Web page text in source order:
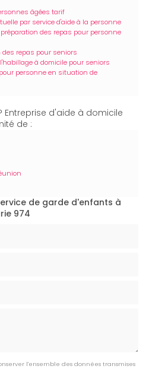
âgées tarif
par service d'aide à la personne
des repas pour personne
repas pour seniors
à domicile pour seniors
personne en situation de
Entreprise d'aide à domicile
de :
de garde d'enfants à
974
l'ensemble des données transmises